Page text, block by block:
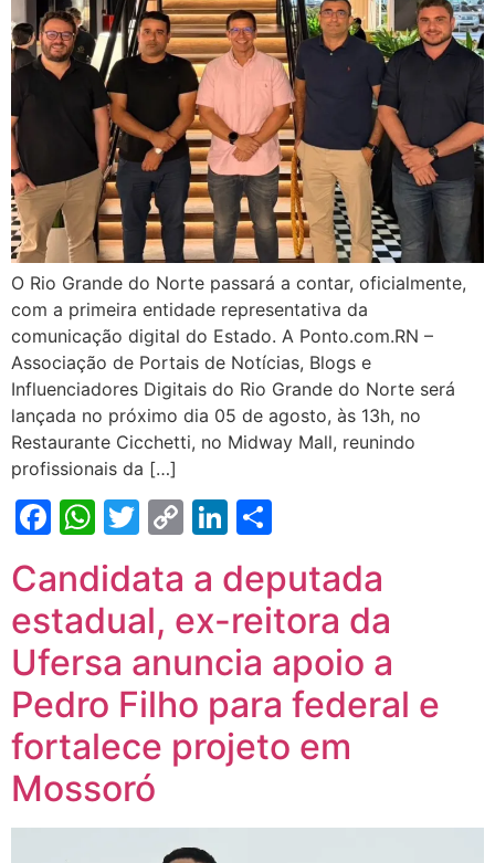
O Rio Grande do Norte passará a contar, oficialmente,
com a primeira entidade representativa da
comunicação digital do Estado. A Ponto.com.RN –
Associação de Portais de Notícias, Blogs e
Influenciadores Digitais do Rio Grande do Norte será
lançada no próximo dia 05 de agosto, às 13h, no
Restaurante Cicchetti, no Midway Mall, reunindo
profissionais da […]
Facebook
WhatsApp
Twitter
CopyLinkedIn
Candidata a deputada
estadual, ex-reitora da
Ufersa anuncia apoio a
Pedro Filho para federal e
fortalece projeto em
Mossoró